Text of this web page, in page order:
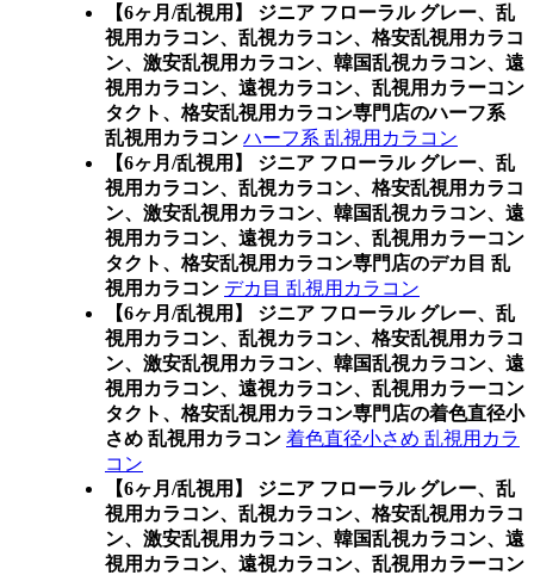
【6ヶ月/乱視用】 ジニア フローラル グレー、乱
視用カラコン、乱視カラコン、格安乱視用カラコ
ン、激安乱視用カラコン、韓国乱視カラコン、遠
視用カラコン、遠視カラコン、乱視用カラーコン
タクト、格安乱視用カラコン専門店のハーフ系
乱視用カラコン ハーフ系 乱視用カラコン
【6ヶ月/乱視用】 ジニア フローラル グレー、乱
視用カラコン、乱視カラコン、格安乱視用カラコ
ン、激安乱視用カラコン、韓国乱視カラコン、遠
視用カラコン、遠視カラコン、乱視用カラーコン
タクト、格安乱視用カラコン専門店のデカ目 乱
視用カラコン デカ目 乱視用カラコン
【6ヶ月/乱視用】 ジニア フローラル グレー、乱
視用カラコン、乱視カラコン、格安乱視用カラコ
ン、激安乱視用カラコン、韓国乱視カラコン、遠
視用カラコン、遠視カラコン、乱視用カラーコン
タクト、格安乱視用カラコン専門店の着色直径小
さめ 乱視用カラコン 着色直径小さめ 乱視用カラ
コン
【6ヶ月/乱視用】 ジニア フローラル グレー、乱
視用カラコン、乱視カラコン、格安乱視用カラコ
ン、激安乱視用カラコン、韓国乱視カラコン、遠
視用カラコン、遠視カラコン、乱視用カラーコン